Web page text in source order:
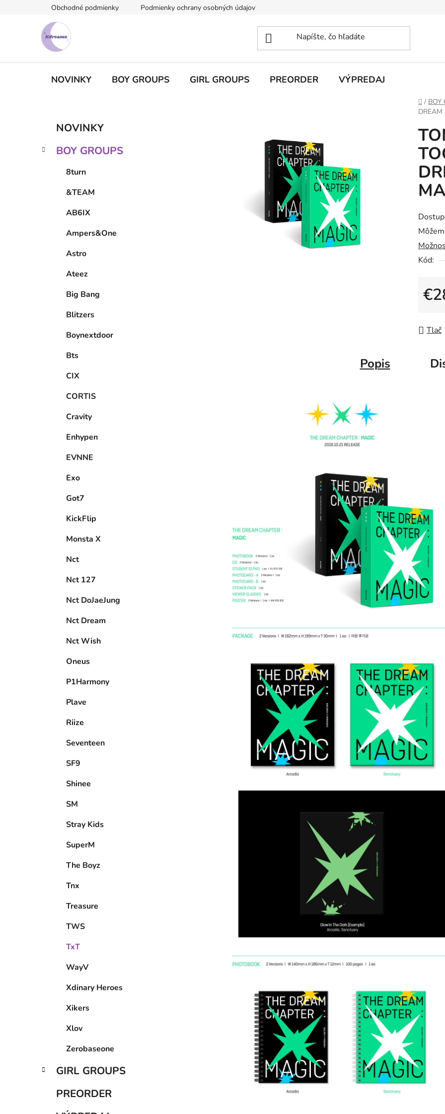
Obchodné podmienky Podmienky ochrany osobných údajov
NOVINKY BOY GROUPS GIRL GROUPS PREORDER VÝPREDAJ
Domov
/ BOY
č
Preskočiť
kategórie
e
NOVINKY
BOY GROUPS
8turn
&TEAM
AB6IX
Ampers&One
Astro
Ateez
Big Bang
Blitzers
Boynextdoor
Bts
CIX
CORTIS
Cravity
Enhypen
EVNNE
Exo
Got7
KickFlip
Monsta X
Nct
Nct 127
Nct DoJaeJung
Nct Dream
Nct Wish
Oneus
P1Harmony
Plave
Riize
Seventeen
SF9
Shinee
SM
Stray Kids
SuperM
The Boyz
Tnx
Treasure
TWS
TxT
WayV
Xdinary Heroes
Xikers
Xlov
Zerobaseone
GIRL GROUPS
PREORDER
Kód:
Tlač
Popis